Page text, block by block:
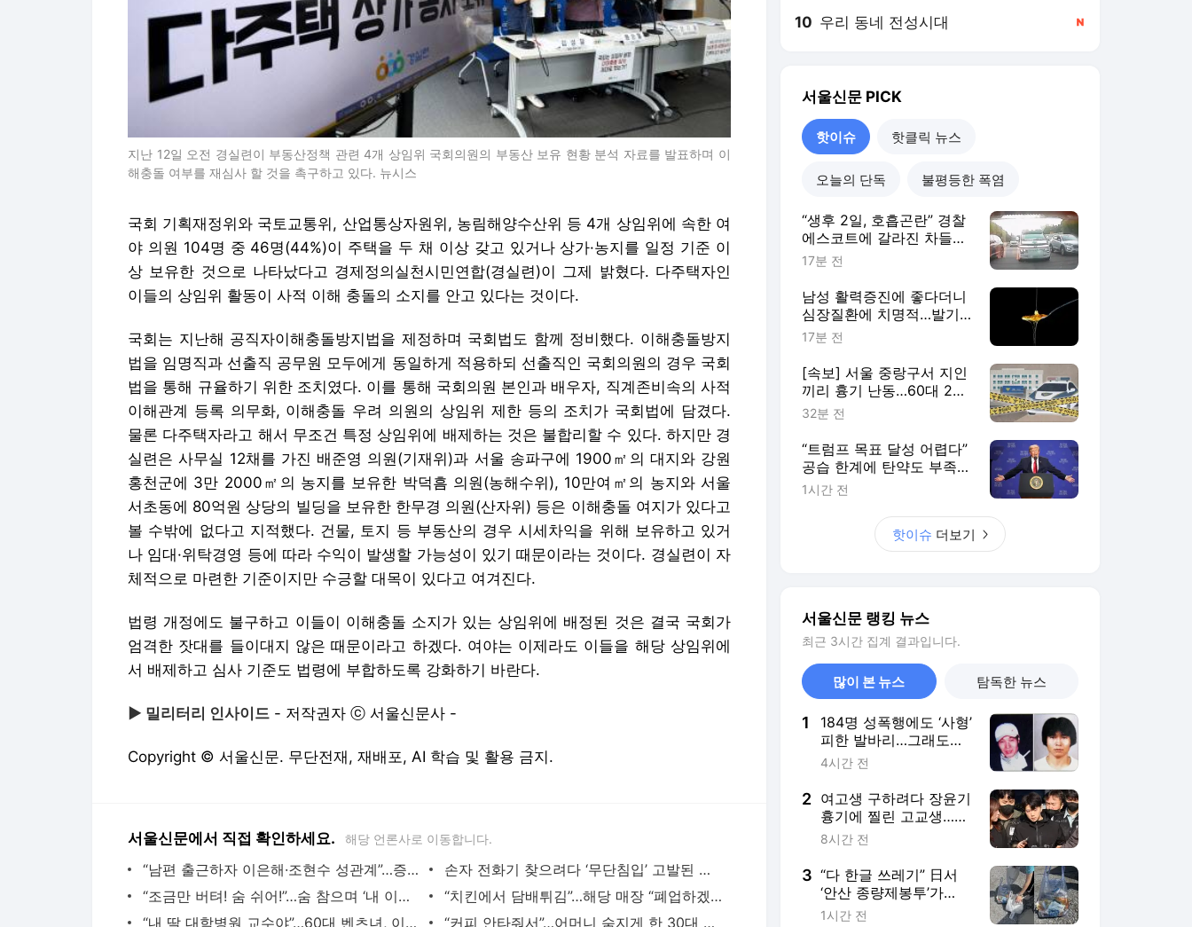
지난 12일 오전 경실련이 부동산정책 관련 4개 상임위 국회의원의 부동산 보유 현황 분석 자료를 발표하며 이
해충돌 여부를 재심사 할 것을 촉구하고 있다. 뉴시스
국회 기획재정위와 국토교통위, 산업통상자원위, 농림해양수산위 등 4개 상임위에 속한 여
야 의원 104명 중 46명(44%)이 주택을 두 채 이상 갖고 있거나 상가·농지를 일정 기준 이
상 보유한 것으로 나타났다고 경제정의실천시민연합(경실련)이 그제 밝혔다. 다주택자인
이들의 상임위 활동이 사적 이해 충돌의 소지를 안고 있다는 것이다.
국회는 지난해 공직자이해충돌방지법을 제정하며 국회법도 함께 정비했다. 이해충돌방지
법을 임명직과 선출직 공무원 모두에게 동일하게 적용하되 선출직인 국회의원의 경우 국회
법을 통해 규율하기 위한 조치였다. 이를 통해 국회의원 본인과 배우자, 직계존비속의 사적
이해관계 등록 의무화, 이해충돌 우려 의원의 상임위 제한 등의 조치가 국회법에 담겼다.
물론 다주택자라고 해서 무조건 특정 상임위에 배제하는 것은 불합리할 수 있다. 하지만 경
실련은 사무실 12채를 가진 배준영 의원(기재위)과 서울 송파구에 1900㎡의 대지와 강원
홍천군에 3만 2000㎡의 농지를 보유한 박덕흠 의원(농해수위), 10만여㎡의 농지와 서울
서초동에 80억원 상당의 빌딩을 보유한 한무경 의원(산자위) 등은 이해충돌 여지가 있다고
볼 수밖에 없다고 지적했다. 건물, 토지 등 부동산의 경우 시세차익을 위해 보유하고 있거
나 임대·위탁경영 등에 따라 수익이 발생할 가능성이 있기 때문이라는 것이다. 경실련이 자
체적으로 마련한 기준이지만 수긍할 대목이 있다고 여겨진다.
법령 개정에도 불구하고 이들이 이해충돌 소지가 있는 상임위에 배정된 것은 결국 국회가
엄격한 잣대를 들이대지 않은 때문이라고 하겠다. 여야는 이제라도 이들을 해당 상임위에
서 배제하고 심사 기준도 법령에 부합하도록 강화하기 바란다.
▶ 밀리터리 인사이드 - 저작권자 ⓒ 서울신문사 -
Copyright © 서울신문. 무단전재, 재배포, AI 학습 및 활용 금지.
서울신문에서 직접 확인하세요. 해당 언론사로 이동합니다.
“남편 출근하자 이은해·조현수 성관계”…증언 나왔다
손자 전화기 찾으려다 ‘무단침입’ 고발된 할머니…결국 ‘각하’
“조금만 버텨! 숨 쉬어!”…숨 참으며 ‘내 이웃’을 구했다
“치킨에서 담배튀김”…해당 매장 “폐업하겠다”
“내 딸 대학병원 교수야”…60대 벤츠녀, 이웃에 욕설
“커피 안타줘서”…어머니 숨지게 한 30대 아들
10 우리 동네 전성시대
서울신문 PICK
핫이슈 핫클릭 뉴스
오늘의 단독 불평등한 폭염
“생후 2일, 호흡곤란” 경찰
에스코트에 갈라진 차들…
50분→15분 만에 달렸다
17분 전
남성 활력증진에 좋다더니
심장질환에 치명적…발기
부전치료제 넣은 꿀 적발된
17분 전
[속보] 서울 중랑구서 지인
끼리 흉기 난동…60대 2명
모두 숨져
32분 전
“트럼프 목표 달성 어렵다”
공습 한계에 탄약도 부족…
미군 어쩌나
1시간 전
핫이슈 더보기
서울신문 랭킹 뉴스
최근 3시간 집계 결과입니다.
많이 본 뉴스 탐독한 뉴스
1
184명 성폭행에도 ‘사형’
피한 발바리…그래도
“내 딸은 소중해”[듣는
4시간 전
2 여고생 구하려다 장윤기
흉기에 찔린 고교생…80
일 만에 ‘의상자’
8시간 전
3 “다 한글 쓰레기” 日서
‘안산 종량제봉투’가
왜…“전 세계에 알릴 것”
1시간 전